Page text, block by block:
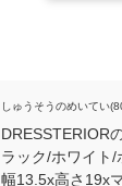
しゅうそうのめいてい
DRESSTERIOR
ラック/ホワイト
幅13.5x高さ19x